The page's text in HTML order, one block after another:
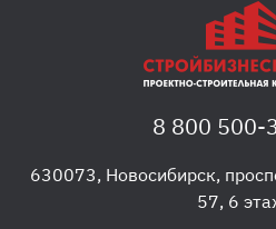
8 800 500-
630073, Новосибирск,
57, 6